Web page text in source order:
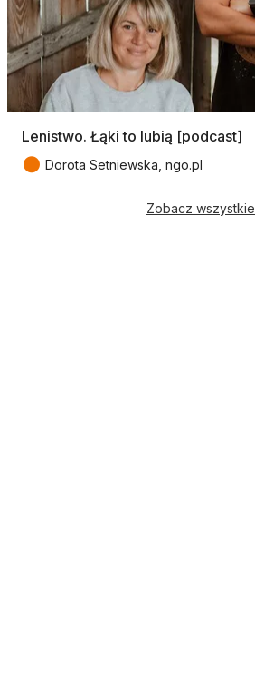
Lenistwo. Łąki to lubią [podcast]
● Dorota Setniewska, ngo.pl
Zobacz wszystkie